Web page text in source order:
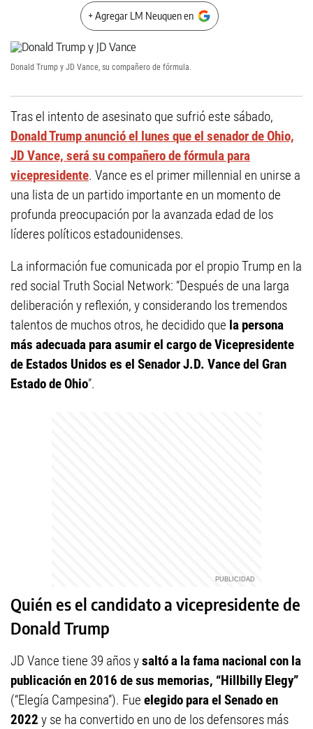
+ Agregar LM Neuquen en
Donald Trump y JD Vance, su compañero de fórmula.
Tras el intento de asesinato que sufrió este sábado,
Donald Trump anunció el lunes que el senador de Ohio,
JD Vance, será su compañero de fórmula para
vicepresidente. Vance es el primer millennial en unirse a
una lista de un partido importante en un momento de
profunda preocupación por la avanzada edad de los
líderes políticos estadounidenses.
La información fue comunicada por el propio Trump en la
red social Truth Social Network: “Después de una larga
deliberación y reflexión, y considerando los tremendos
talentos de muchos otros, he decidido que la persona
más adecuada para asumir el cargo de Vicepresidente
de Estados Unidos es el Senador J.D. Vance del Gran
Estado de Ohio”.
Quién es el candidato a vicepresidente de
Donald Trump
JD Vance tiene 39 años ysaltó a la fama nacional con la
publicación en 2016 de sus memorias, “Hillbilly Elegy”
(“Elegía Campesina”). Fue elegido para el Senado en
2022 y se ha convertido en uno de los defensores más